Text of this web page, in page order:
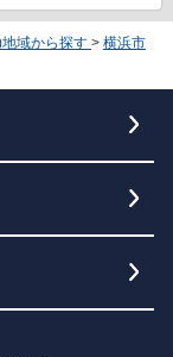
域から探す > 横浜市